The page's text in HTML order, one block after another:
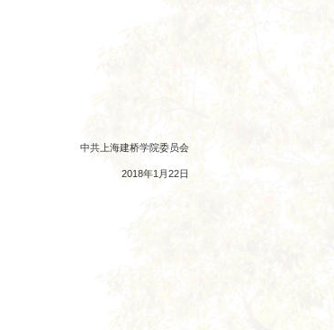
中共上海建桥学院委员会
2018年1月22日